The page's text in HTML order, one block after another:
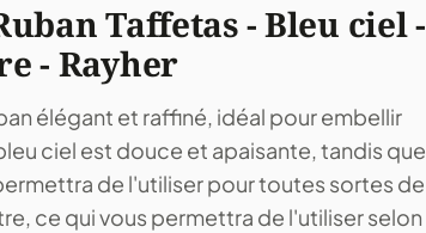
Taffetas - Bleu ciel -
- Rayher
élégant et raffiné, idéal pour embellir
ciel est douce et apaisante, tandis que
de l'utiliser pour toutes sortes de
ce qui vous permettra de l'utiliser selon